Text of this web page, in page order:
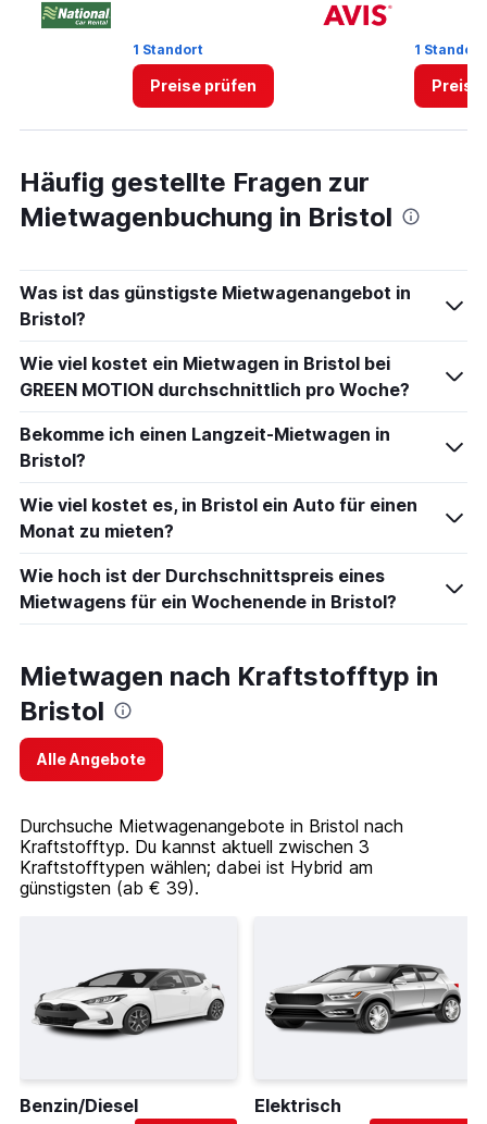
to
45.
1 Standort
Preise prüfen
1 Standort
Preise
Häufig gestellte Fragen zur
Mietwagenbuchung in Bristol
Was ist das günstigste Mietwagenangebot in
Bristol?
Wie viel kostet ein Mietwagen in Bristol bei
GREEN MOTION durchschnittlich pro Woche?
Bekomme ich einen Langzeit-Mietwagen in
Bristol?
Wie viel kostet es, in Bristol ein Auto für einen
Monat zu mieten?
Wie hoch ist der Durchschnittspreis eines
Mietwagens für ein Wochenende in Bristol?
Mietwagen nach Kraftstofftyp in
Bristol
Alle Angebote
Durchsuche Mietwagenangebote in Bristol nach
Kraftstofftyp. Du kannst aktuell zwischen 3
Kraftstofftypen wählen; dabei ist Hybrid am
günstigsten (ab € 39).
Benzin/Diesel
Elektrisch